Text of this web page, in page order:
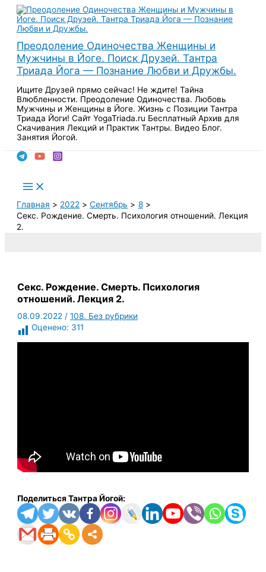
Перейти
содержимому
Преодоление Одиночества Женщины и
Мужчины в Йоге. Поиск Друзей. Тантра
Триада Йога — Познание Любви и Дружбы.
Ищите Друзей прямо сейчас! Не ждите! Тайна
Влюбленности. Преодоление Одиночества. Любовь
Мужчины и Женщины в Йоге. Жизнь с Позиции Тантра
Триада Йоги! Сайт YogaTriada.ru Бесплатный Архив для
Скачивания Лекций и Практик Тантры. Видео Блог.
Занятия Йогой.
Main
Menu
Главная
2022 Сентябрь
8
Секс. Рождение. Смерть. Психология отношений. Лекция
2.
Секс. Рождение. Смерть. Психология
отношений. Лекция 2.
08.09.2022/108. Без рубрики
Оценено: 311
Поделиться Тантра Йогой: